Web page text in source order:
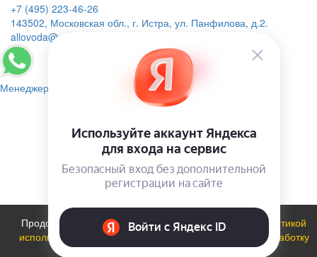
+7 (495) 223-46-26
143502, Московская обл., г. Истра, ул. Панфилова, д.2.
allovoda@mail.ru
Менеджер
Продолжая использовать сайт, вы соглашаетесь с
политикой
использования файлов cookie
и даете
Согласие на обработку
персональных данных. ОК